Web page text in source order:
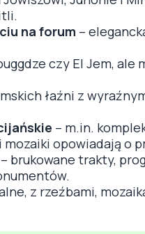
na forum –
czy El Jem,
łaźni z
– m.in.
mozaiki opowiadają o
– brukowane trakty,
z rzeźbami,